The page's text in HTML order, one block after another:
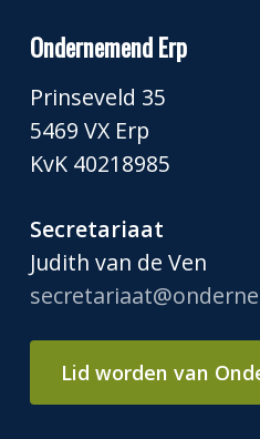
Ondernemend Erp
Prinseveld 35
5469 VX Erp
KvK 40218985
Secretariaat
Judith van de Ven
Lid worden van